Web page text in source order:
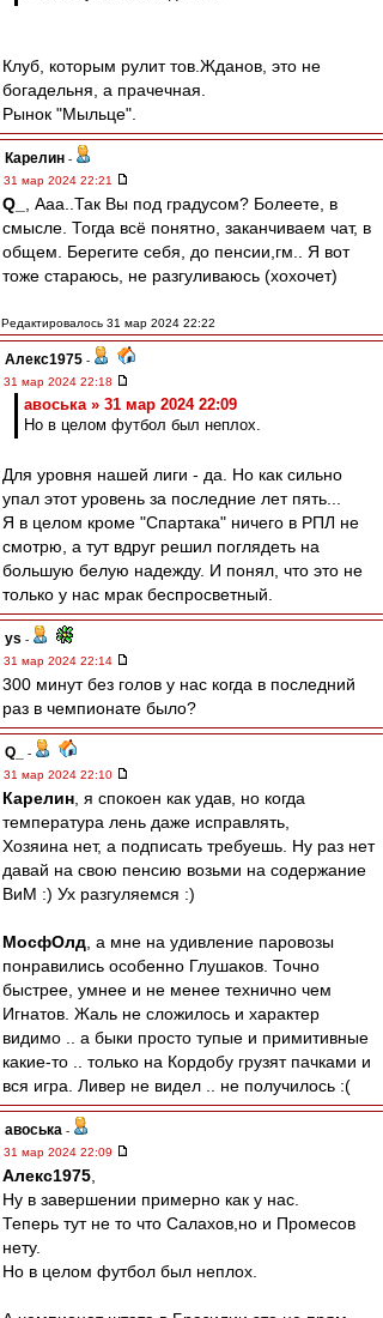
Клуб, которым рулит тов.Жданов, это не
богадельня, а прачечная.
Рынок "Мыльце".
Карелин -
31 мар 2024 22:21
Q_
, Ааа..Так Вы под градусом? Болеете, в
смысле. Тогда всё понятно, заканчиваем чат, в
общем. Берегите себя, до пенсии,гм.. Я вот
тоже стараюсь, не разгуливаюсь (хохочет)
Редактировалось 31 мар 2024 22:22
Алекс1975 -
31 мар 2024 22:18
авоська » 31 мар 2024 22:09
Но в целом футбол был неплох.
Для уровня нашей лиги - да. Но как сильно
упал этот уровень за последние лет пять...
Я в целом кроме "Спартака" ничего в РПЛ не
смотрю, а тут вдруг решил поглядеть на
большую белую надежду. И понял, что это не
только у нас мрак беспросветный.
ys -
31 мар 2024 22:14
300 минут без голов у нас когда в последний
раз в чемпионате было?
Q_
-
31 мар 2024 22:10
Карелин , я спокоен как удав, но когда
температура лень даже исправлять,
Хозяина нет, а подписать требуешь. Ну раз нет
давай на свою пенсию возьми на содержание
ВиМ :) Ух разгуляемся :)
МосфОлд , а мне на удивление паровозы
понравились особенно Глушаков. Точно
быстрее, умнее и не менее технично чем
Игнатов. Жаль не сложилось и характер
видимо .. а быки просто тупые и примитивные
какие-то .. только на Кордобу грузят пачками и
вся игра. Ливер не видел .. не получилось :(
авоська -
31 мар 2024 22:09
Алекс1975
Ну в завершении примерно как у нас.
Теперь тут не то что Салахов,но и Промесов
нету.
Но в целом футбол был неплох.